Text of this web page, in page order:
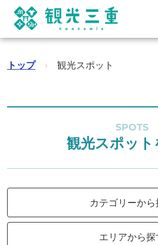
トップ › 観光スポット
SPOTS
観光スポット
カテゴリーから
エリアから探